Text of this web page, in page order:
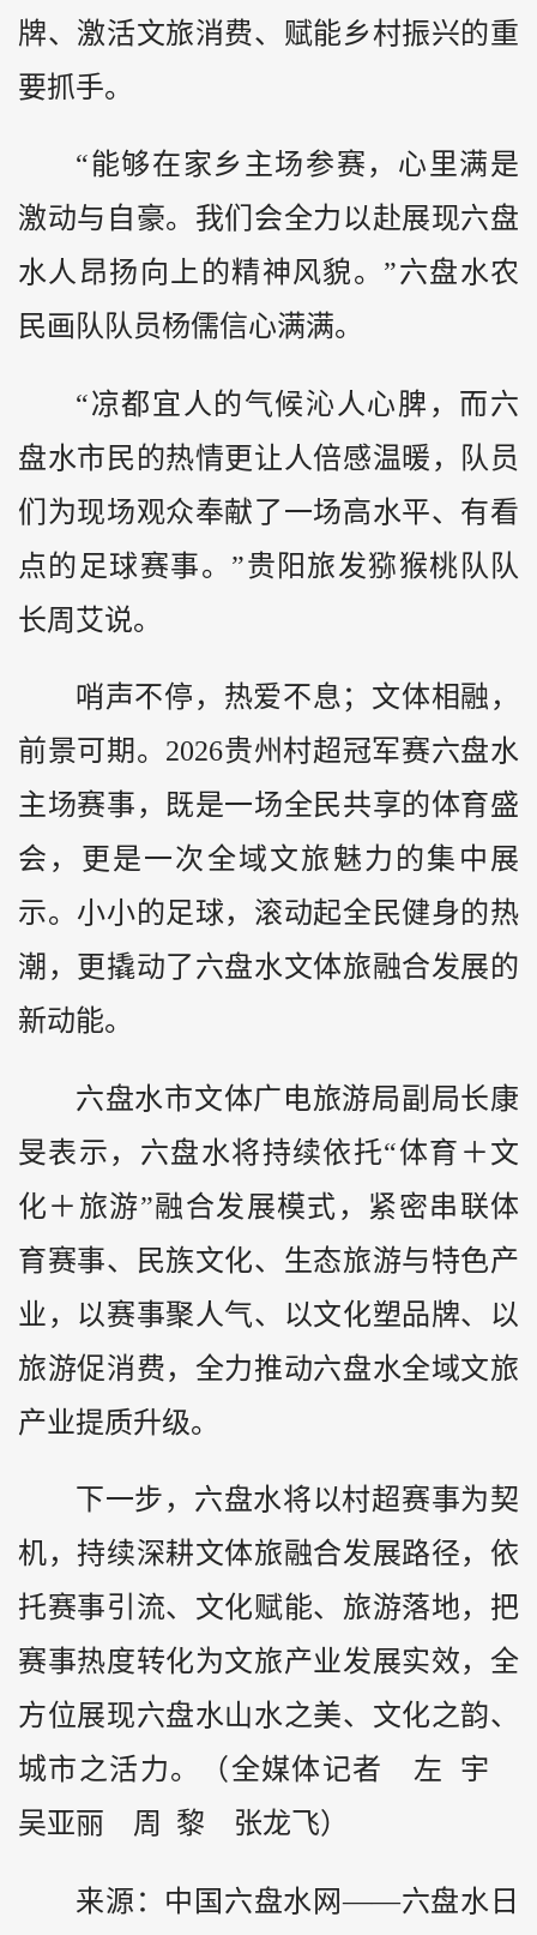
牌、激活文旅消费、赋能乡村振兴的重
要抓手。
“能够在家乡主场参赛，心里满是
激动与自豪。我们会全力以赴展现六盘
水人昂扬向上的精神风貌。”六盘水农
民画队队员杨儒信心满满。
“凉都宜人的气候沁人心脾，而六
盘水市民的热情更让人倍感温暖，队员
们为现场观众奉献了一场高水平、有看
点的足球赛事。”贵阳旅发猕猴桃队队
长周艾说。
哨声不停，热爱不息；文体相融，
前景可期。2026贵州村超冠军赛六盘水
主场赛事，既是一场全民共享的体育盛
会，更是一次全域文旅魅力的集中展
示。小小的足球，滚动起全民健身的热
潮，更撬动了六盘水文体旅融合发展的
新动能。
六盘水市文体广电旅游局副局长康
旻表示，六盘水将持续依托“体育＋文
化＋旅游”融合发展模式，紧密串联体
育赛事、民族文化、生态旅游与特色产
业，以赛事聚人气、以文化塑品牌、以
旅游促消费，全力推动六盘水全域文旅
产业提质升级。
下一步，六盘水将以村超赛事为契
机，持续深耕文体旅融合发展路径，依
托赛事引流、文化赋能、旅游落地，把
赛事热度转化为文旅产业发展实效，全
方位展现六盘水山水之美、文化之韵、
城市之活力。（全媒体记者 左 宇
吴亚丽 周 黎 张龙飞）
来源：中国六盘水网——六盘水日